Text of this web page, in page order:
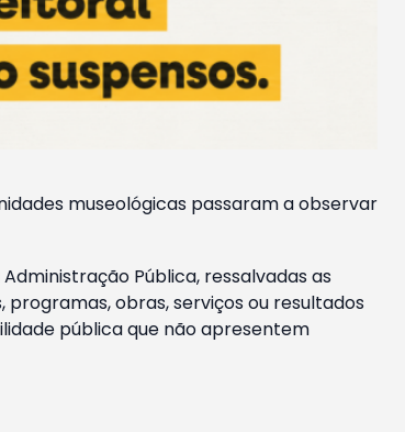
museológicas passaram a observar
Pública, ressalvadas as
obras, serviços ou resultados
pública que não apresentem